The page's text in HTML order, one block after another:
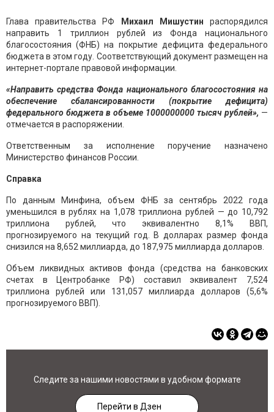
Глава правительства РФ Михаил Мишустин распорядился
направить 1 триллион рублей из Фонда национального
благосостояния (ФНБ) на покрытие дефицита федерального
бюджета в этом году. Соответствующий документ размещен на
интернет-портале правовой информации.
«Направить средства Фонда национального благосостояния на
обеспечение сбалансированности (покрытие дефицита)
федерального бюджета в объеме 1000000000 тысяч рублей», —
отмечается в распоряжении.
Ответственным за исполнение поручение назначено
Министерство финансов России.
Справка
По данным Минфина, объем ФНБ за сентябрь 2022 года
уменьшился в рублях на 1,078 триллиона рублей — до 10,792
триллиона рублей, что эквивалентно 8,1% ВВП,
прогнозируемого на текущий год. В долларах размер фонда
снизился на 8,652 миллиарда, до 187,975 миллиарда долларов.
Объем ликвидных активов фонда (средства на банковских
счетах в Центробанке РФ) составил эквивалент 7,524
триллиона рублей или 131,057 миллиарда долларов (5,6%
прогнозируемого ВВП).
Следите за нашими новостями в удобном формате
Перейти в Дзен